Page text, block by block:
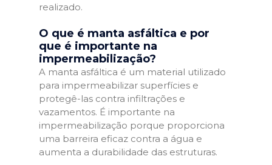
realizado.
O que é manta asfáltica e por
que é importante na
impermeabilização?
A manta asfáltica é um material utilizado
para impermeabilizar superfícies e
protegê-las contra infiltrações e
vazamentos. É importante na
impermeabilização porque proporciona
uma barreira eficaz contra a água e
aumenta a durabilidade das estruturas.